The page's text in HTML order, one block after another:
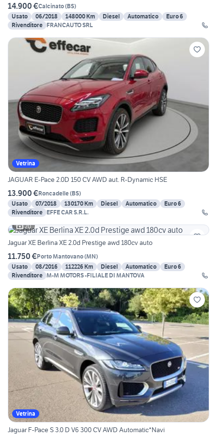
14.900 €Calcinato(BS)
Usato
06/2018 148000 Km Diesel Automatico
Euro 6
Rivenditore FRANCAUTO SRL
Vetrina
JAGUAR E-Pace 2.0D 150 CV AWD aut. R-Dynamic HSE
13.900 €Roncadelle(BS)
Usato
07/2018 130170 Km Diesel Automatico
Euro 6
Rivenditore EFFE CAR S.R.L.
20
Jaguar XE Berlina XE 2.0d Prestige awd 180cv auto
11.750 €Porto Mantovano(MN)
Usato
08/2016 112226 Km Diesel Automatico
Euro 6
Rivenditore M-M MOTORS -FILIALE DI MANTOVA
Vetrina
Jaguar F-Pace S 3.0 D V6 300 CV AWD Automatic*Navi